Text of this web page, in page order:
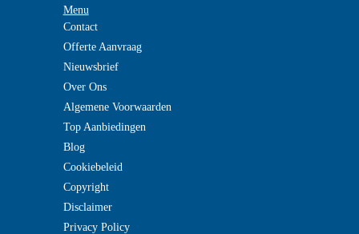
Menu
Contact
Offerte Aanvraag
Nieuwsbrief
Over Ons
Algemene Voorwaarden
Top Aanbiedingen
Blog
Cookiebeleid
Copyright
Disclaimer
Privacy Policy